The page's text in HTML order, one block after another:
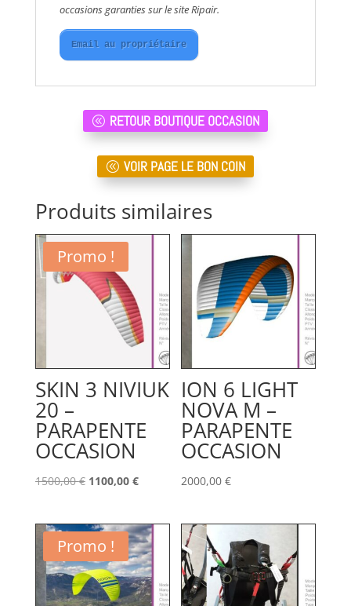
occasions garanties sur le site Ripair.
Email au propriétaire
RETOUR BOUTIQUE OCCASION
VOIR PAGE LE BON COIN
Produits similaires
Promo !
SKIN 3 NIVIUK
20 –
PARAPENTE
OCCASION
1500,00€ Le
initial
était :
1500,00 €.
1100,00 €Le
actuel
est :
1100,00 €.
ION 6 LIGHT
NOVA M –
PARAPENTE
OCCASION
2000,00€
Promo !